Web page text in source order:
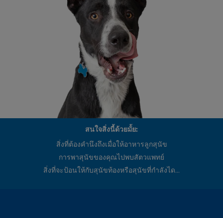
สนใจสิ่งนี้ด้วยมั้ย:
สิ่งที่ต้องคำนึงถึงเมื่อให้อาหารลูกสุนัข
การพาสุนัขของคุณไปพบสัตวแพทย์
สิ่งที่จะป้อนให้กับสุนัขท้องหรือสุนัขที่กำลังได...